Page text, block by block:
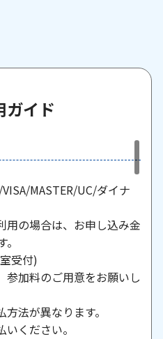
ガイド
MASTER/UC/ダイナ
の場合は、お申し込み金
受付)
加料のご用意をお願いし
法が異なります。
ください。